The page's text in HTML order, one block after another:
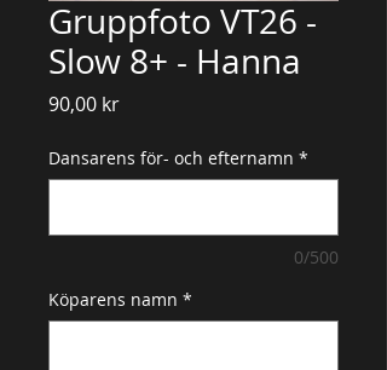
Gruppfoto VT26 -
Slow 8+ - Hanna
90,00 krPris
Dansarens för- och efternamn *
0/500
Köparens namn *